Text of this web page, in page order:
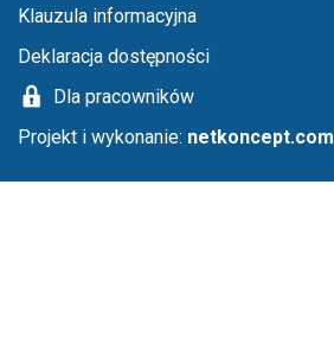
Klauzula informacyjna
Deklaracja dostępności
Dla pracowników
Projekt i wykonanie: netkoncept.com